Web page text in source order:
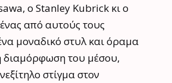
ο Stanley Kubrick κι ο
από αυτούς τους
μοναδικό στυλ και όραμα
διαμόρφωση του μέσου,
στίγμα στον